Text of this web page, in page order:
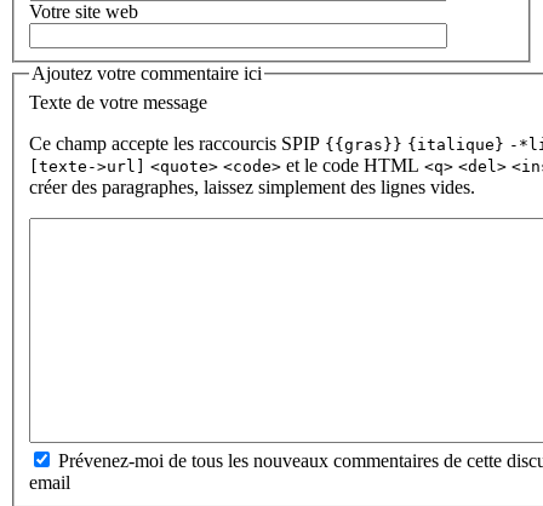
Votre site web
Ajoutez votre commentaire ici
Texte de votre message
Ce champ accepte les raccourcis SPIP {{gras}} {italique} -
[texte->url] <quote> <code> et le code HTML <q> <del>
créer des paragraphes, laissez simplement des lignes vides.
Prévenez-moi de tous les nouveaux commentaires de cette
email